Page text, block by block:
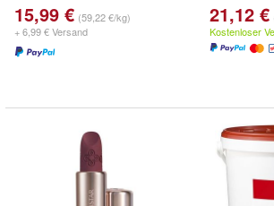
15,99 € (59,22 €/kg)
+ 6,99 € Versand
21,12 €
Kostenloser